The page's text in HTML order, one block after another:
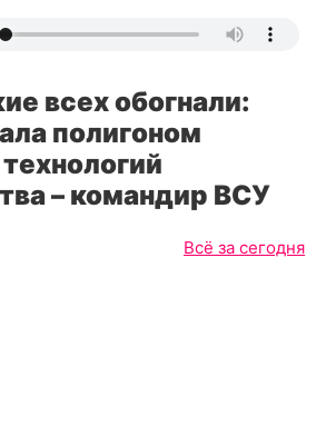
всех обогнали:
полигоном
– командир ВСУ
Всё за сегодня